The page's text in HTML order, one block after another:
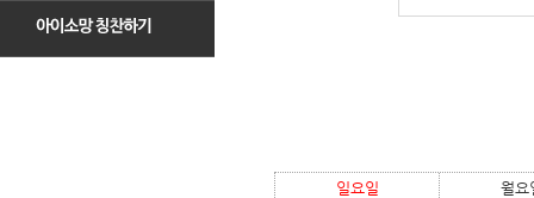
일요일 월요